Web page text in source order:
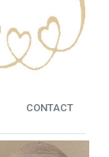
CONTACT